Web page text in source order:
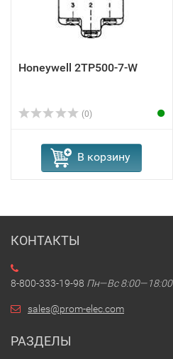
Honeywell 2TP500-7-W
(0)
В корзину
КОНТАКТЫ
8-800-333-19-98 Пн—Вс 8:00—18:00
sales@prom-elec.com
РАЗДЕЛЫ